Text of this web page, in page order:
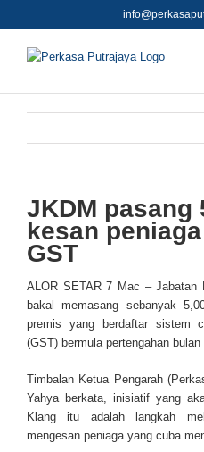
to
content
JKDM pasang
kesan
GST
ALOR SETAR 7 Mac – Jabatan
bakal memasang sebanyak
premis yang berdaftar sistem
(GST) bermula pertengahan bulan
Timbalan Ketua Pengarah
Yahya berkata, inisiatif yang
Klang itu adalah langkah
mengesan peniaga yang cuba